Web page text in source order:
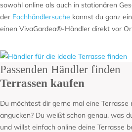
sowohl online als auch in stationären
der Fachhändlersuche kannst du ganz
einen VivaGardea®-Händler direkt vor
Passenden Händler finden
Terrassen kaufen
Du möchtest dir gerne mal eine
angucken? Du weißt schon genau, was
und willst einfach online deine Terrasse